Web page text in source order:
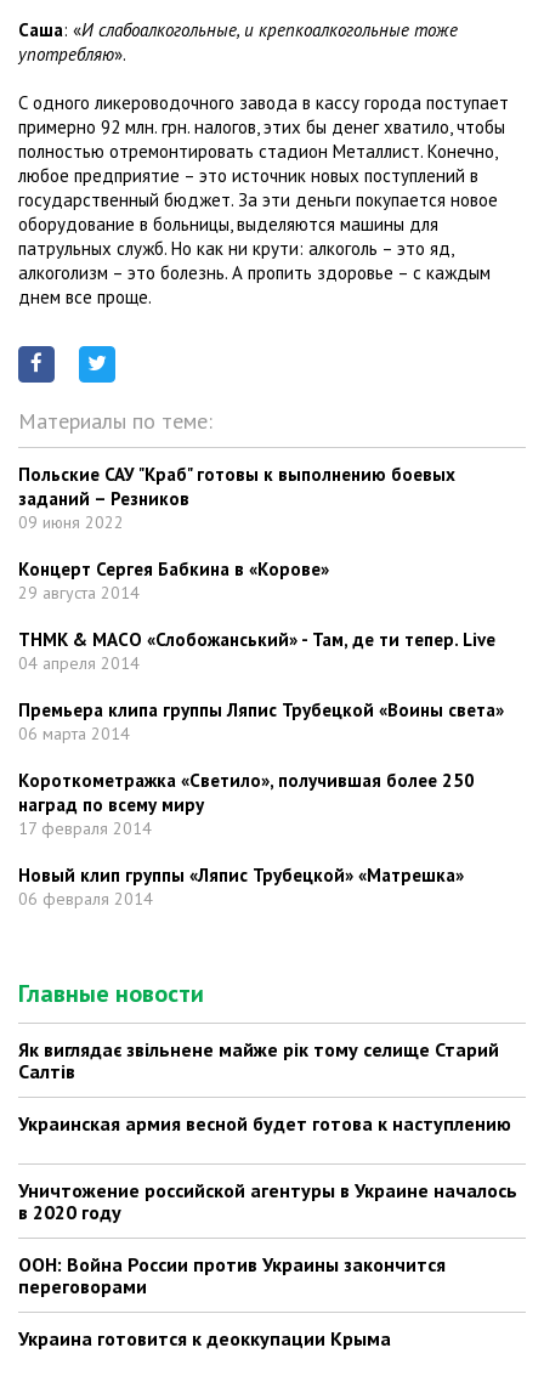
Саша: «И слабоалкогольные, и крепкоалкогольные тоже
употребляю».
С одного ликероводочного завода в кассу города поступает
примерно 92 млн. грн. налогов, этих бы денег хватило, чтобы
полностью отремонтировать стадион Металлист. Конечно,
любое предприятие – это источник новых поступлений в
государственный бюджет. За эти деньги покупается новое
оборудование в больницы, выделяются машины для
патрульных служб. Но как ни крути: алкоголь – это яд,
алкоголизм – это болезнь. А пропить здоровье – с каждым
днем все проще.
Материалы по теме:
Польские САУ "Краб" готовы к выполнению боевых
заданий – Резников
09 июня 2022
Концерт Сергея Бабкина в «Корове»
29 августа 2014
ТНМК & МАСО «Слобожанський» - Там, де ти тепер. Live
04 апреля 2014
Премьера клипа группы Ляпис Трубецкой «Воины света»
06 марта 2014
Короткометражка «Светило», получившая более 250
наград по всему миру
17 февраля 2014
Новый клип группы «Ляпис Трубецкой» «Матрешка»
06 февраля 2014
Главные новости
Як виглядає звільнене майже рік тому селище Старий
Салтів
Украинская армия весной будет готова к наступлению
Уничтожение российской агентуры в Украине началось
в 2020 году
ООН: Война России против Украины закончится
переговорами
Украина готовится к деоккупации Крыма